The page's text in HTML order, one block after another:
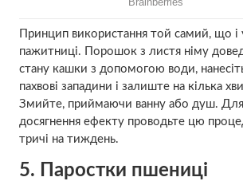
Принцип використання той самий, що і
пажитниці. Порошок з листя німу
стану кашки з допомогою води,
пахвові западини і залиште на кілька
Змийте, приймаючи ванну або душ. Для
досягнення ефекту проводьте цю
тричі на тиждень.
5. Паростки пшениці